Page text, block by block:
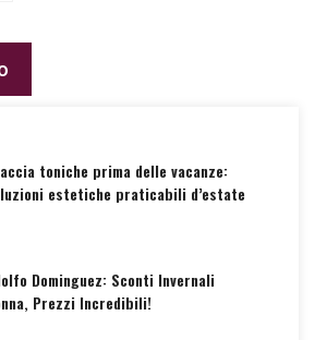
toniche prima delle vacanze:
estetiche praticabili d’estate
Dominguez: Sconti Invernali
Prezzi Incredibili!